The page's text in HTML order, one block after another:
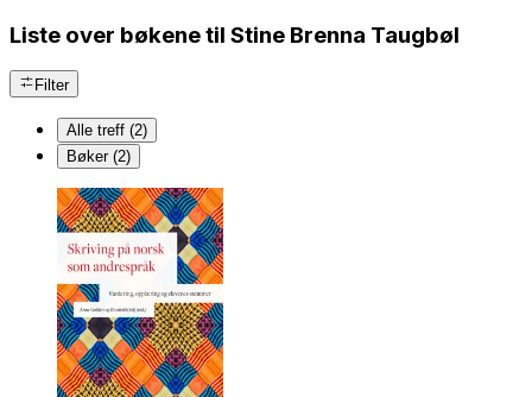
Liste over bøkene til Stine Brenna Taugbøl
Filter
Alle treff (2)
Bøker (2)